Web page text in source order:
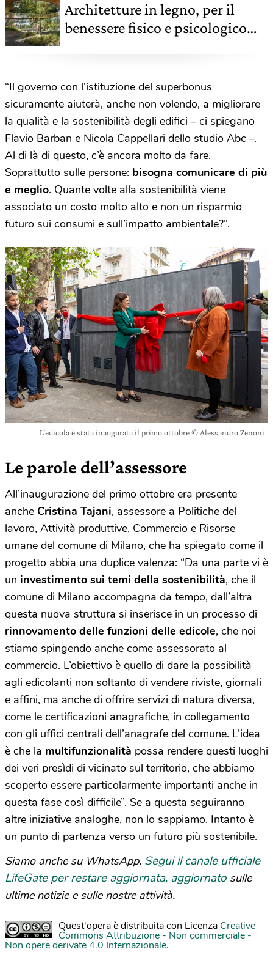
Architetture in legno, per il
benessere fisico e psicologico
“Il governo con l’istituzione del superbonus
sicuramente aiuterà, anche non volendo, a migliorare
la qualità e la sostenibilità degli edifici – ci spiegano
Flavio Barban e Nicola Cappellari dello studio Abc –.
Al di là di questo, c’è ancora molto da fare.
Soprattutto sulle persone: bisogna comunicare di più
e meglio. Quante volte alla sostenibilità viene
associato un costo molto alto e non un risparmio
futuro sui consumi e sull’impatto ambientale?”.
L’edicola è stata inaugurata il primo ottobre © Alessandro Zenoni
Le parole dell’assessore
All’inaugurazione del primo ottobre era presente
anche Cristina Tajani, assessore a Politiche del
lavoro, Attività produttive, Commercio e Risorse
umane del comune di Milano, che ha spiegato come il
progetto abbia una duplice valenza: “Da una parte vi è
un investimento sui temi della sostenibilità, che il
comune di Milano accompagna da tempo, dall’altra
questa nuova struttura si inserisce in un processo di
rinnovamento delle funzioni delle edicole, che noi
stiamo spingendo anche come assessorato al
commercio. L’obiettivo è quello di dare la possibilità
agli edicolanti non soltanto di vendere riviste, giornali
e affini, ma anche di offrire servizi di natura diversa,
come le certificazioni anagrafiche, in collegamento
con gli uffici centrali dell’anagrafe del comune. L’idea
è che la multifunzionalità possa rendere questi luoghi
dei veri presìdi di vicinato sul territorio, che abbiamo
scoperto essere particolarmente importanti anche in
questa fase così difficile”. Se a questa seguiranno
altre iniziative analoghe, non lo sappiamo. Intanto è
un punto di partenza verso un futuro più sostenibile.
Siamo anche su WhatsApp. Segui il canale ufficiale
LifeGate per restare aggiornata, aggiornato sulle
ultime notizie e sulle nostre attività.
Quest'opera è distribuita con Licenza Creative
Commons Attribuzione - Non commerciale -
Non opere derivate 4.0 Internazionale.